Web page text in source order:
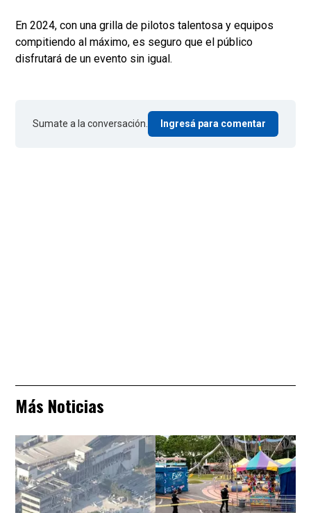
En 2024, con una grilla de pilotos talentosa y equipos
compitiendo al máximo, es seguro que el público
disfrutará de un evento sin igual.
Sumate a la conversación. Ingresá para comentar
Más Noticias